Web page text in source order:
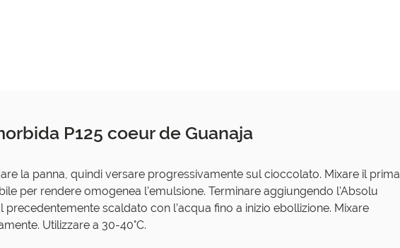
P125 coeur de Guanaja
la panna, quindi versare progressivamente sul cioccolato. Mixare il prima
per rendere omogenea l'emulsione. Terminare aggiungendo l'Absolu
precedentemente scaldato con l’acqua fino a inizio ebollizione. Mixare
Utilizzare a 30-40°C.